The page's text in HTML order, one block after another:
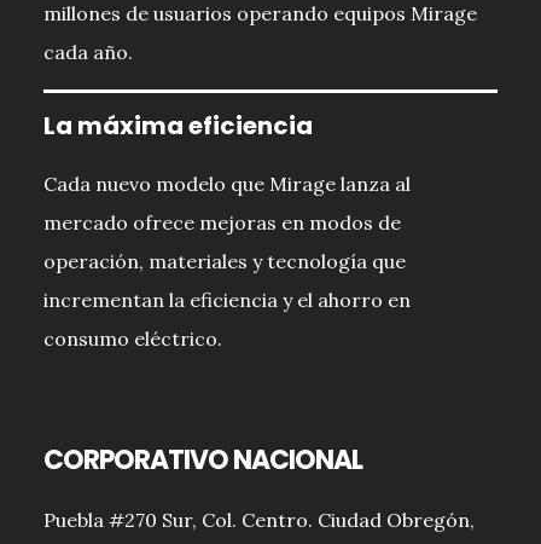
millones de usuarios operando equipos Mirage
cada año.
La máxima eficiencia
Cada nuevo modelo que Mirage lanza al
mercado ofrece mejoras en modos de
operación, materiales y tecnología que
incrementan la eficiencia y el ahorro en
consumo eléctrico.
CORPORATIVO NACIONAL
Puebla #270 Sur, Col. Centro. Ciudad Obregón,